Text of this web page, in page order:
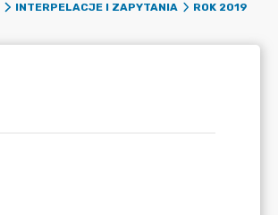
INTERPELACJE I ZAPYTANIA
ROK 2019